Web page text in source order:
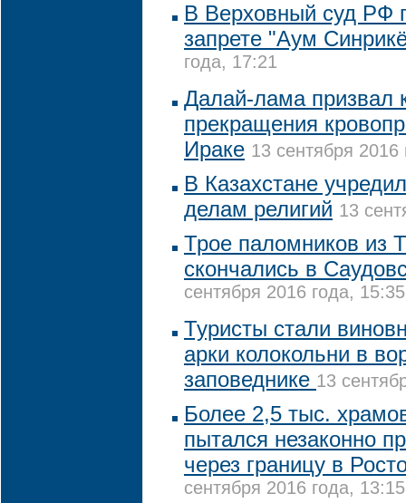
В Верховный суд РФ
запрете "Аум
года, 17:21
Далай-лама призвал
прекращения
Ираке 13 сентября 2016
В Казахстане
делам религий 13
Трое паломников из
скончались в
сентября 2016 года, 15:35
Туристы стали
арки колокольни в
заповеднике 13
Более 2,5 тыс.
пытался незаконно
через границу в
сентября 2016 года, 13:15